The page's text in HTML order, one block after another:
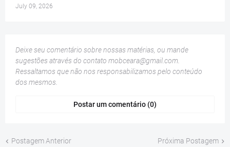
July 09, 2026
Deixe seu comentário sobre nossas matérias, ou mande
sugestões através do contato mobceara@gmail.com.
Ressaltamos que não nos responsabilizamos pelo conteúdo
dos mesmos.
Postar um comentário (0)
Postagem Anterior Próxima Postagem